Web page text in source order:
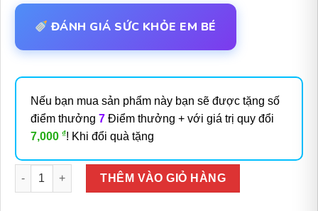
ĐÁNH GIÁ SỨC KHỎE EM BÉ
Nếu bạn mua sản phẩm này bạn sẽ được tặng số
điểm thưởng 7 Điểm thưởng + với giá trị quy đổi
7,000 ₫! Khi đổi quà tặng
Số lượng
THÊM VÀO GIỎ HÀNG